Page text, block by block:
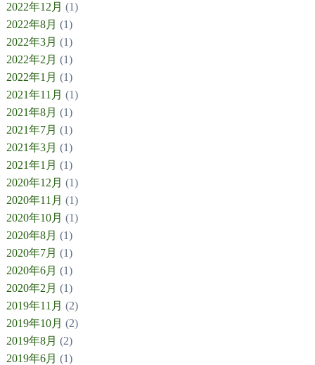
2022年12月 (1)
2022年8月 (1)
2022年3月 (1)
2022年2月 (1)
2022年1月 (1)
2021年11月 (1)
2021年8月 (1)
2021年7月 (1)
2021年3月 (1)
2021年1月 (1)
2020年12月 (1)
2020年11月 (1)
2020年10月 (1)
2020年8月 (1)
2020年7月 (1)
2020年6月 (1)
2020年2月 (1)
2019年11月 (2)
2019年10月 (2)
2019年8月 (2)
2019年6月 (1)